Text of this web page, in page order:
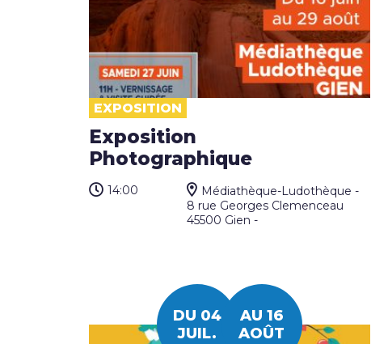
EXPOSITION
Exposition
Photographique
14:00
Médiathèque-Ludothèque -
8 rue Georges Clemenceau
45500 Gien -
DU 04
JUIL.
AU 16
AOÛT